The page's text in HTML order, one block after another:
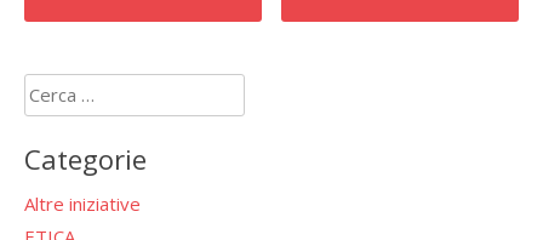
Ricerca
per:
Categorie
Altre iniziative